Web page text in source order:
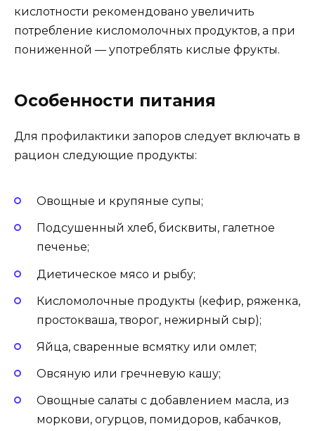
кислотности рекомендовано увеличить
потребление кисломолочных продуктов, а при
пониженной — употреблять кислые фрукты.
Особенности питания
Для профилактики запоров следует включать в
рацион следующие продукты:
Овощные и крупяные супы;
Подсушенный хлеб, бисквиты, галетное
печенье;
Диетическое мясо и рыбу;
Кисломолочные продукты (кефир, ряженка,
простокваша, творог, нежирный сыр);
Яйца, сваренные всмятку или омлет;
Овсяную или гречневую кашу;
Овощные салаты с добавлением масла, из
моркови, огурцов, помидоров, кабачков,